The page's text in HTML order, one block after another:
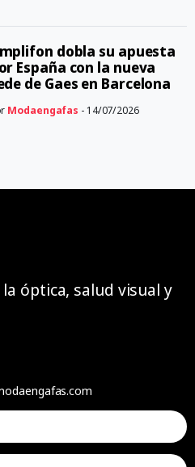
dobla su apuesta
España con la nueva
de Gaes en Barcelona
Modaengafas - 14/07/2026
la óptica, salud visual y